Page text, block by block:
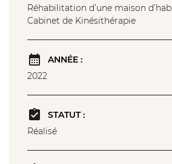
Réhabilitation d’une maison
Cabinet de Kinésithérapie
ANNÉE :
2022
STATUT :
Réalisé